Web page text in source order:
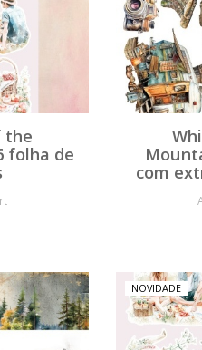
the
folha de
com
NOVIDADE